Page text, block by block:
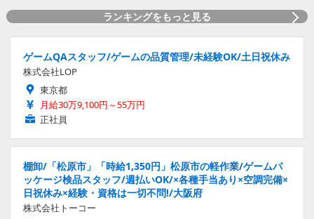
ランキングをもっと見る
ゲームQAスタッフ/ゲームの品質管理/未経験OK/土日祝休み
株式会社LOP
東京都
月給30万9,100円～55万円
正社員
棚卸/「松原市」「時給1,350円」松原市の軽作業/ゲームパ
ッケージ検品スタッフ/週払いOK/×各種手当あり×空調完備×
日祝休み×経験・資格は一切不問!/大阪府
株式会社トーコー